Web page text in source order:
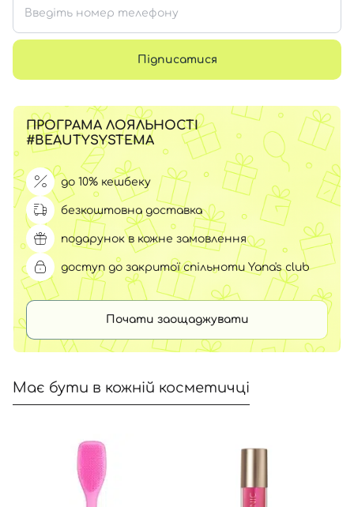
Підписатися
ПРОГРАМА ЛОЯЛЬНОСТІ
#BEAUTYSYSTEMA
до 10% кешбеку
безкоштовна доставка
подарунок в кожне замовлення
доступ до закритої спільноти Yana's club
Почати заощаджувати
Має бути в кожній косметичці